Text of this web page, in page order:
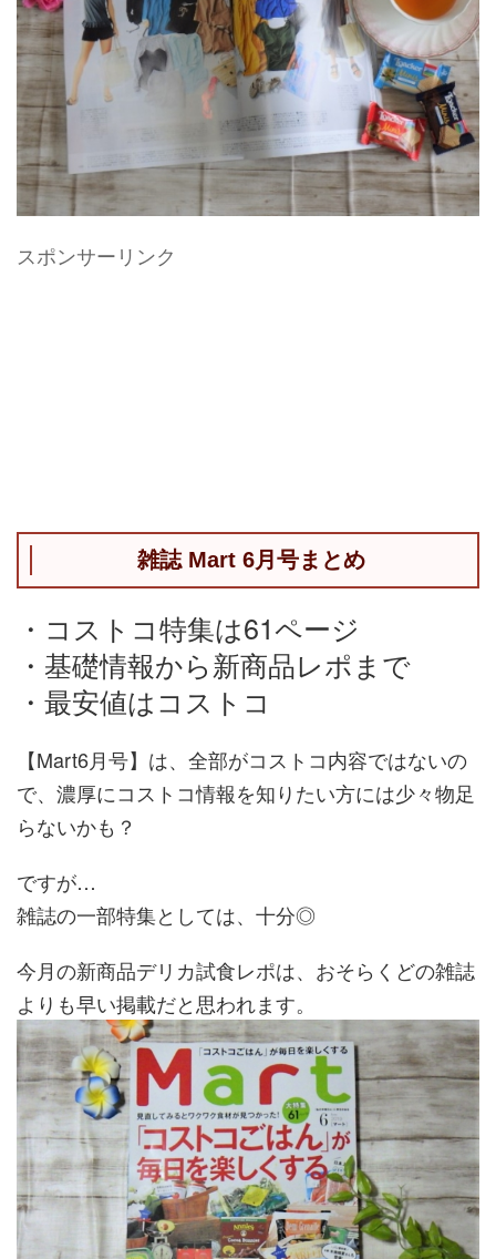
スポンサーリンク
雑誌 Mart 6月号まとめ
・コストコ特集は61ページ
・基礎情報から新商品レポまで
・最安値はコストコ
【Mart6月号】は、全部がコストコ内容ではないの
で、濃厚にコストコ情報を知りたい方には少々物足
らないかも？
ですが…
雑誌の一部特集としては、十分◎
今月の新商品デリカ試食レポは、おそらくどの雑誌
よりも早い掲載だと思われます。